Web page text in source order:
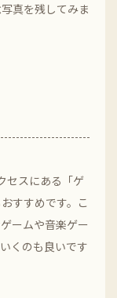
真を残してみま
セスにある「ゲ
すすめです。こ
ームや音楽ゲー
くのも良いです